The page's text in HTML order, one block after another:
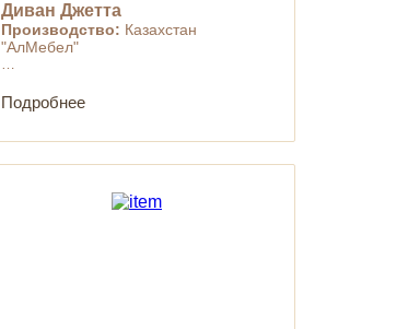
Диван Джетта
Производство: Казахстан
"АлМебел"
…
Подробнее